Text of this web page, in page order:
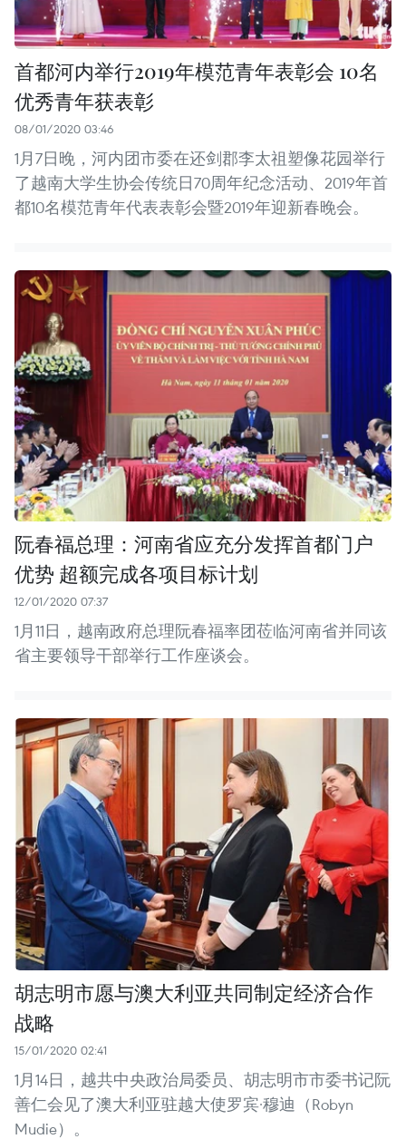
首都河内举行2019年模范青年表彰会 10名
优秀青年获表彰
08/01/2020 03:46
1月7日晚，河内团市委在还剑郡李太祖塑像花园举行
了越南大学生协会传统日70周年纪念活动、2019年首
都10名模范青年代表表彰会暨2019年迎新春晚会。
阮春福总理：河南省应充分发挥首都门户
优势 超额完成各项目标计划
12/01/2020 07:37
1月11日，越南政府总理阮春福率团莅临河南省并同该
省主要领导干部举行工作座谈会。
胡志明市愿与澳大利亚共同制定经济合作
战略
15/01/2020 02:41
1月14日，越共中央政治局委员、胡志明市市委书记阮
善仁会见了澳大利亚驻越大使罗宾·穆迪（Robyn
Mudie）。